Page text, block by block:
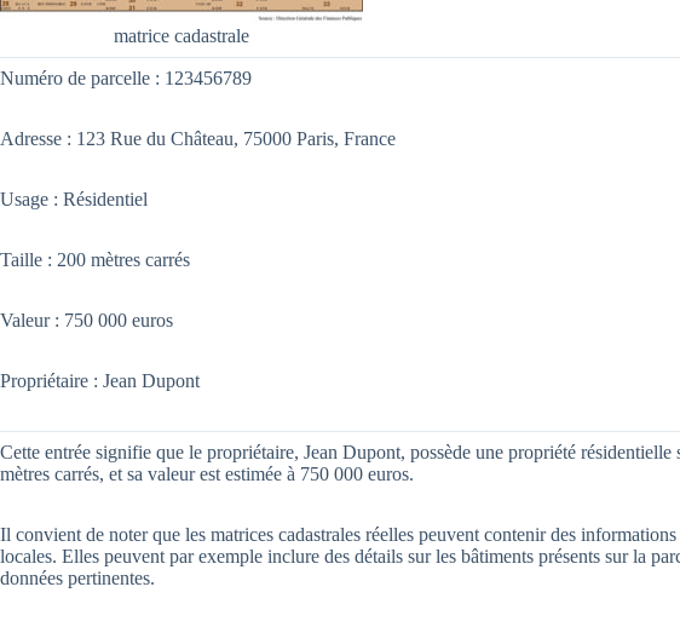
matrice cadastrale
Numéro de parcelle : 123456789
Adresse : 123 Rue du Château, 75000 Paris, France
Usage : Résidentiel
Taille : 200 mètres carrés
Valeur : 750 000 euros
Propriétaire : Jean Dupont
Cette entrée signifie que le propriétaire, Jean Dupont, possède une propriété
mètres carrés, et sa valeur est estimée à 750 000 euros.
Il convient de noter que les matrices cadastrales réelles peuvent contenir des
locales. Elles peuvent par exemple inclure des détails sur les bâtiments présents sur la
données pertinentes.